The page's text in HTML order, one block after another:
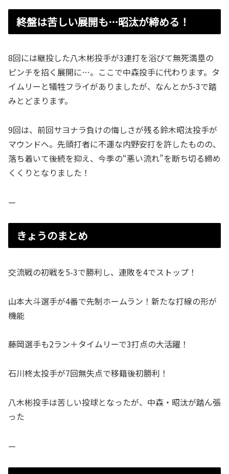
終盤は苦しい展開も…昭汰が締める！
8回には継投した八木彬投手が3連打を浴びて無死満塁の
ピンチを招く展開に…。ここで中森投手に代わります。タ
イムリーと犠牲フライがありましたが、なんとか5-3で踏
みとどまります。
9回は、前回サヨナラ負けの悔しさが残る鈴木昭汰投手が
マウンドへ。先頭打者に不運な内野安打を許したものの、
落ち着いて後続を抑え、今季の“悪い流れ”を断ち切る締め
くくりとなりました！
—
きょうのまとめ
交流戦の初戦を5-3で勝利し、連敗を4でストップ！
山本大斗選手が4番で先制ホームラン！新たな打線の形が
機能
藤岡選手も2ラン＋タイムリーで3打点の大活躍！
石川柊太投手が7回無失点で移籍後初勝利！
八木彬投手は苦しい投球となったが、中森・昭汰が踏ん張
った
—